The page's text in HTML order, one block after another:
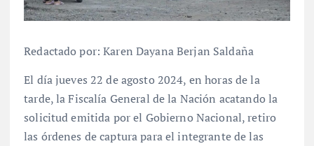
Redactado por: Karen Dayana Berjan Saldaña
El día jueves 22 de agosto 2024, en horas de la
tarde, la Fiscalía General de la Nación acatando la
solicitud emitida por el Gobierno Nacional, retiro
las órdenes de captura para el integrante de las